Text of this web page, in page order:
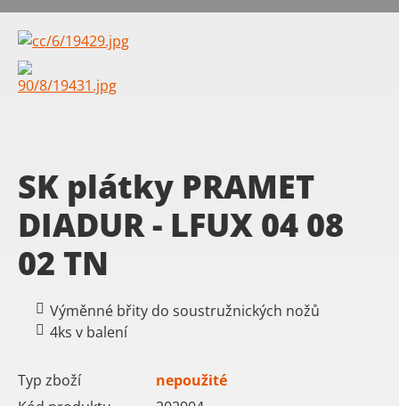
SK plátky PRAMET
DIADUR - LFUX 04 08
02 TN
Výměnné břity do soustružnických nožů
4ks v balení
Typ zboží
nepoužité